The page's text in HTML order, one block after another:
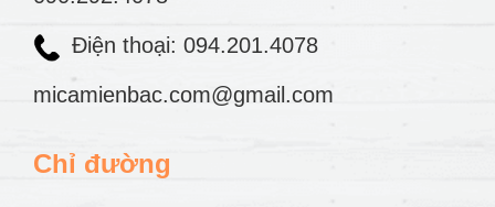
Điện thoại: 094.201.4078
micamienbac.com@gmail.com
Chỉ đường